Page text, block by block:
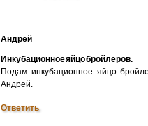
Андрей
Инкубационное яйцо бройлеров.
Подам инкубационное яйцо
Андрей.
Ответить